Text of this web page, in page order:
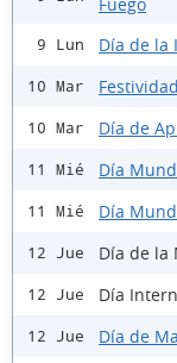
Fuego
9 Lun Día de la
10 Mar
10 Mar Día de
11 Mié Día
11 Mié Día
12 Jue Día de la
12 Jue Día
12 Jue Día de